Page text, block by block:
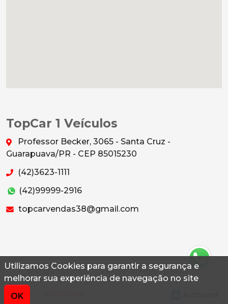
Utilizamos Cookies para garantir a segurança e
melhorar sua experiência de navegação no site
OK
TopCar 1 Veículos
Professor Becker, 3065 - Santa Cruz -
Guarapuava/PR - CEP 85015230
(42)3623-1111
(42)99999-2916
topcarvendas38@gmail.com
© 2026 Autoconf. Todos os direitos reservados.
Termos